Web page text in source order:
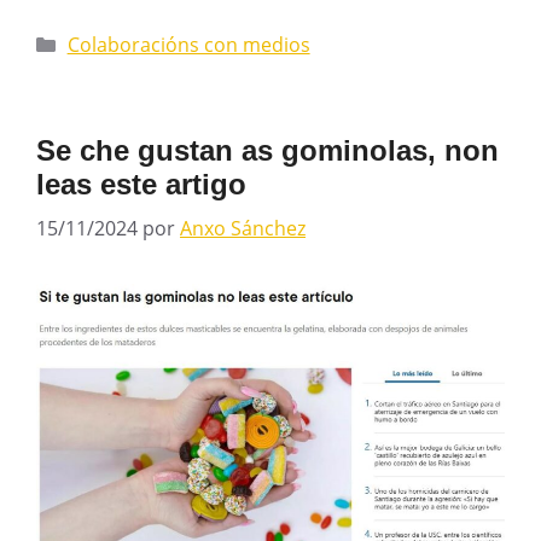
Colaboracións con medios
Se che gustan as gominolas, non
leas este artigo
15/11/2024 porAnxo Sánchez